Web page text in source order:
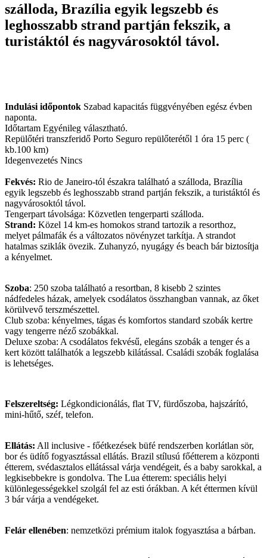
szálloda, Brazília egyik legszebb és
leghosszabb strand partján fekszik, a
turistáktól és nagyvárosoktól távol.
Indulási időpontok Szabad kapacitás függvényében egész évben
naponta.
Időtartam Egyénileg választható.
Repülőtéri transzferidő Porto Seguro repülőterétől 1 óra 15 perc (
kb.100 km)
Idegenvezetés Nincs
Fekvés: Rio de Janeiro-tól északra található a szálloda, Brazília
egyik legszebb és leghosszabb strand partján fekszik, a turistáktól és
nagyvárosoktól távol.
Tengerpart távolsága: Közvetlen tengerparti szálloda.
Strand: Közel 14 km-es homokos strand tartozik a resorthoz,
melyet pálmafák és a változatos növényzet tarkítja. A strandot
hatalmas sziklák övezik. Zuhanyzó, nyugágy és beach bár biztosítja
a kényelmet.
Szoba: 250 szoba található a resortban, 8 kisebb 2 szintes
nádfedeles házak, amelyek csodálatos összhangban vannak, az őket
körülvevő terszmészettel.
Club szoba: kényelmes, tágas és komfortos standard szobák kertre
vagy tengerre néző szobákkal.
Deluxe szoba: A csodálatos fekvésű, elegáns szobák a tenger és a
kert között találhatók a legszebb kilátással. Családi szobák foglalása
is lehetséges.
Felszereltség: Légkondicionálás, flat TV, fürdőszoba, hajszárító,
mini-hűtő, széf, telefon.
Ellátás: All inclusive - főétkezések büfé rendszerben korlátlan sör,
bor és üdítő fogyasztással ellátás. Brazil stílusú főétterem a központi
étterem, svédasztalos ellátással várja vendégeit, és a baby sarokkal, a
legkisebbekre is gondolva. The Lua étterem: speciális helyi
különlegességekkel szolgál fel az esti órákban. A két éttermen kívül
3 bár várja a vendégeket.
Felár ellenében: nemzetközi prémium italok fogyasztása a bárban.